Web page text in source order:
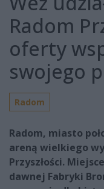
Radom
oferty
swojego
Radom
Radom, miasto
areną wielkiego
Przyszłości.
dawnej Fabryki